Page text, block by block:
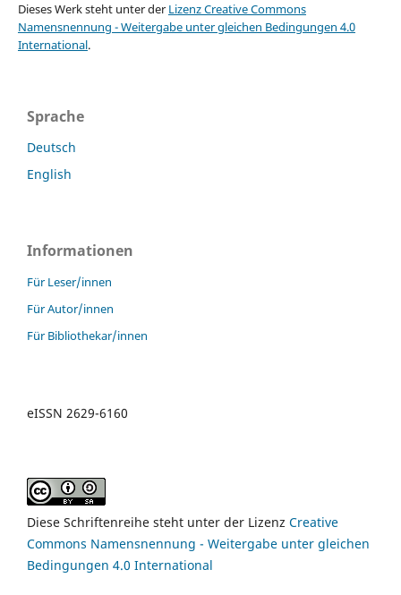
Dieses Werk steht unter der Lizenz Creative Commons
Namensnennung - Weitergabe unter gleichen Bedingungen 4.0
International.
Sprache
Deutsch
English
Informationen
Für Leser/innen
Für Autor/innen
Für Bibliothekar/innen
eISSN 2629-6160
Diese Schriftenreihe steht unter der Lizenz Creative
Commons Namensnennung - Weitergabe unter gleichen
Bedingungen 4.0 International